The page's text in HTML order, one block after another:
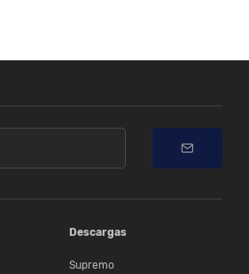
Descargas
Supremo